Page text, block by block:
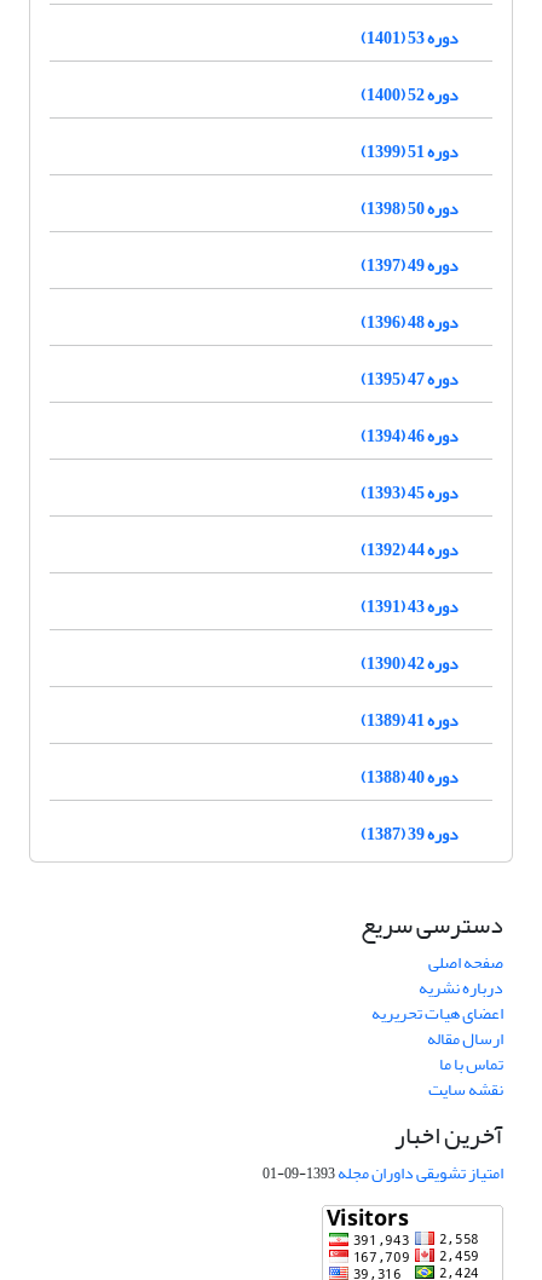
دوره 53 (1401)
دوره 52 (1400)
دوره 51 (1399)
دوره 50 (1398)
دوره 49 (1397)
دوره 48 (1396)
دوره 47 (1395)
دوره 46 (1394)
دوره 45 (1393)
دوره 44 (1392)
دوره 43 (1391)
دوره 42 (1390)
دوره 41 (1389)
دوره 40 (1388)
دوره 39 (1387)
دسترسی سریع
صفحه اصلی
درباره نشریه
اعضای هیات تحریریه
ارسال مقاله
تماس با ما
نقشه سایت
آخرین اخبار
امتیاز تشویقی داوران مجله1393-09-01